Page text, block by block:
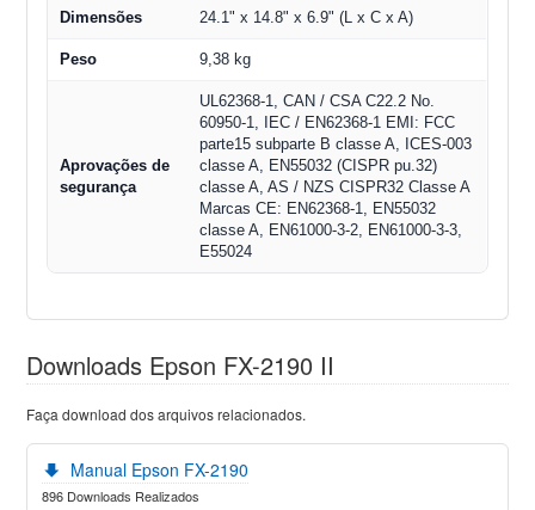
Dimensões 24.1" x 14.8" x 6.9" (L x C x A)
Peso 9,38 kg
Aprovações de
segurança
UL62368-1, CAN / CSA C22.2 No.
60950-1, IEC / EN62368-1 EMI: FCC
parte15 subparte B classe A, ICES-003
classe A, EN55032 (CISPR pu.32)
classe A, AS / NZS CISPR32 Classe A
Marcas CE: EN62368-1, EN55032
classe A, EN61000-3-2, EN61000-3-3,
E55024
Downloads Epson FX-2190 II
Faça download dos arquivos relacionados.
Manual Epson FX-2190
896 Downloads Realizados